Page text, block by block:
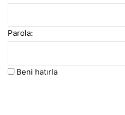
Parola:
Beni hatırla